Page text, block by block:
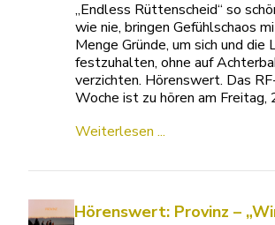
„Endless Rüttenscheid“ so
wie nie, bringen Gefühlschaos
Menge Gründe, um sich und die
festzuhalten, ohne auf
verzichten. Hörenswert. Das
Woche ist zu hören am Freitag,
Weiterlesen ...
Hörenswert: Provinz –